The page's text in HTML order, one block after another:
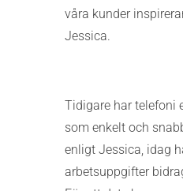
våra kunder
Jessica.
Tidigare har telefoni
som enkelt och
enligt Jessica, idag
arbetsuppgifter